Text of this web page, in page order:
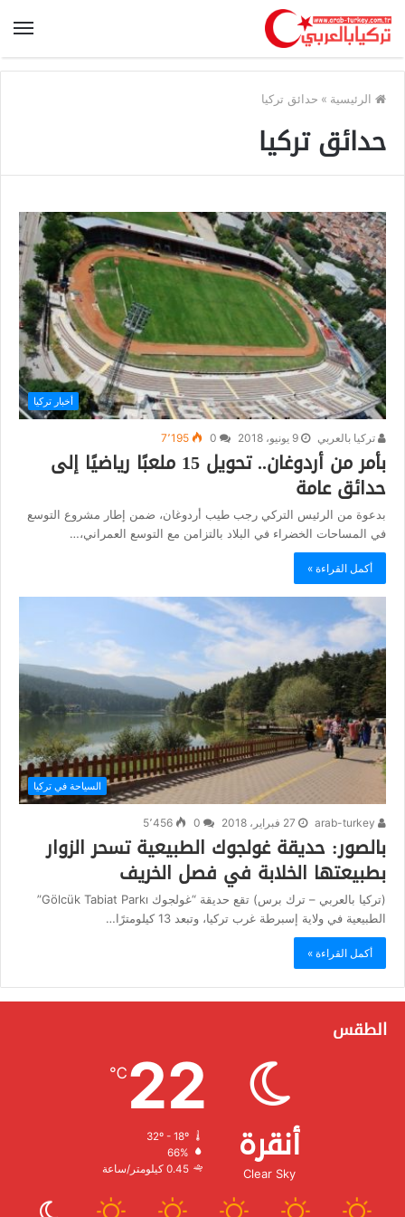
الرئيسية » حدائق تركيا
حدائق تركيا
أخبار تركيا
تركيا بالعربي 9 يونيو، 2018 7٬195
بأمر من أردوغان.. تحويل 15 ملعبًا رياضيًا إلى
حدائق عامة
بدعوة من الرئيس التركي رجب طيب أردوغان، ضمن إطار مشروع التوسع
في المساحات الخضراء في البلاد بالتزامن مع التوسع العمراني،…
أكمل القراءة »
السياحة في تركيا
27 فبراير، 2018 5٬456
بالصور: حديقة غولجوك الطبيعية تسحر الزوار
بطبيعتها الخلابة في فصل الخريف
(تركيا بالعربي – ترك برس) تقع حديقة “غولجوك Gölcük Tabiat Parkı”
الطبيعية في ولاية إسبرطة غرب تركيا، وتبعد 13 كيلومترًا…
أكمل القراءة »
الطقس
أنقرة
Clear Sky
22
℃
32º - 18º
الرطوبة:
الرياح:0.45 كيلومتر/ساعة